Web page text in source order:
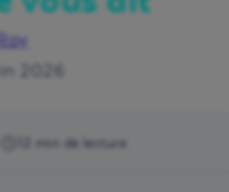
2026
12 min de lecture